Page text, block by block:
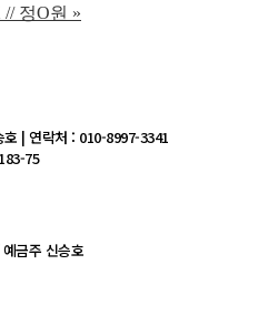
정O원 »
| 연락처 : 010-8997-3341
75
금주 신승호